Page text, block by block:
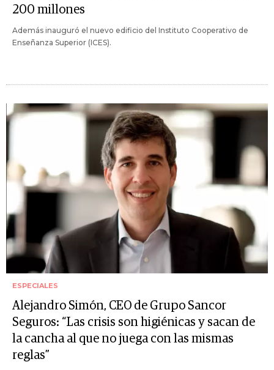
200 millones
Además inauguró el nuevo edificio del Instituto Cooperativo de
Enseñanza Superior (ICES).
ESPECIALES
Alejandro Simón, CEO de Grupo Sancor
Seguros: “Las crisis son higiénicas y sacan de
la cancha al que no juega con las mismas
reglas”